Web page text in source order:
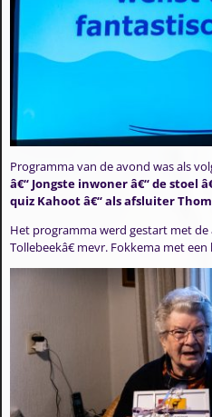
Programma van de avond was als
â€“ Jongste inwoner â€“ de stoel
quiz Kahoot â€“ als afsluiter
Het programma werd gestart met
Tollebeekâ€ mevr. Fokkema met